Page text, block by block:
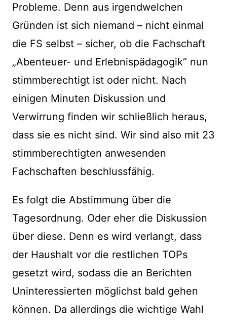
Probleme. Denn aus irgendwelchen
Gründen ist sich niemand – nicht einmal
die FS selbst – sicher, ob die Fachschaft
„Abenteuer- und Erlebnispädagogik“ nun
stimmberechtigt ist oder nicht. Nach
einigen Minuten Diskussion und
Verwirrung finden wir schließlich heraus,
dass sie es nicht sind. Wir sind also mit 23
stimmberechtigten anwesenden
Fachschaften beschlussfähig.
Es folgt die Abstimmung über die
Tagesordnung. Oder eher die Diskussion
über diese. Denn es wird verlangt, dass
der Haushalt vor die restlichen TOPs
gesetzt wird, sodass die an Berichten
Uninteressierten möglichst bald gehen
können. Da allerdings die wichtige Wahl